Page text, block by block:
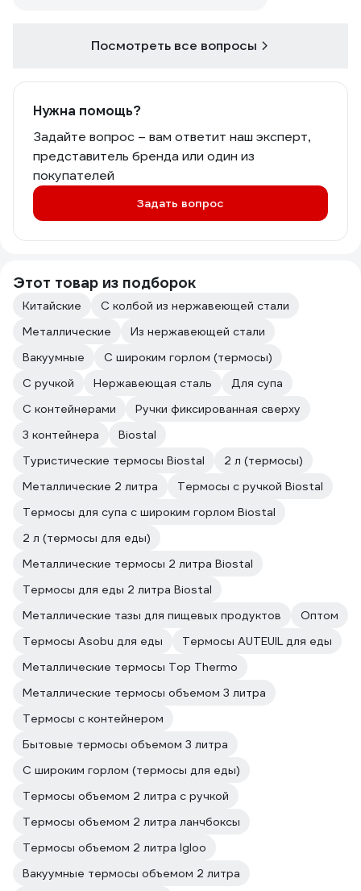
Посмотреть все вопросы
Нужна помощь?
Задайте вопрос – вам ответит наш эксперт,
представитель бренда или один из
покупателей
Задать вопрос
Этот товар из подборок
Китайские
С колбой из нержавеющей стали
Металлические
Из нержавеющей стали
Вакуумные
С широким горлом (термосы)
С ручкой
Нержавеющая сталь
Для супа
С контейнерами
Ручки фиксированная сверху
3 контейнера
Biostal
Туристические термосы Biostal
2 л (термосы)
Металлические 2 литра
Термосы с ручкой Biostal
Термосы для супа с широким горлом Biostal
2 л (термосы для еды)
Металлические термосы 2 литра Biostal
Термосы для еды 2 литра Biostal
Металлические тазы для пищевых продуктов
Оптом
Термосы Asobu для еды
Термосы AUTEUIL для еды
Металлические термосы Top Thermo
Металлические термосы объемом 3 литра
Термосы с контейнером
Бытовые термосы объемом 3 литра
С широким горлом (термосы для еды)
Термосы объемом 2 литра с ручкой
Термосы объемом 2 литра ланчбоксы
Термосы объемом 2 литра Igloo
Вакуумные термосы объемом 2 литра